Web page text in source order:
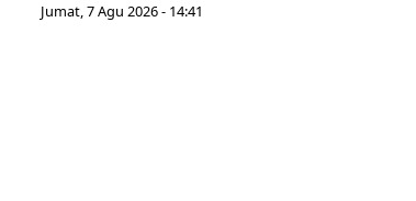
Jumat, 7 Agu 2026 - 14:41